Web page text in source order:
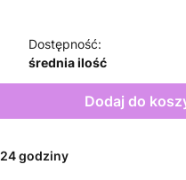
Dostępność:
średnia ilość
Dodaj do
24 godziny